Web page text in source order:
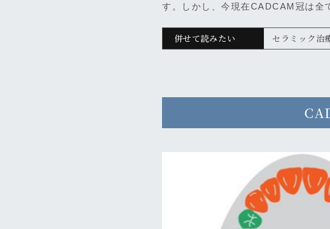
す。しかし、今現在CADCAM冠は全
セラミック治